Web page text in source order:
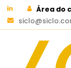
Área do